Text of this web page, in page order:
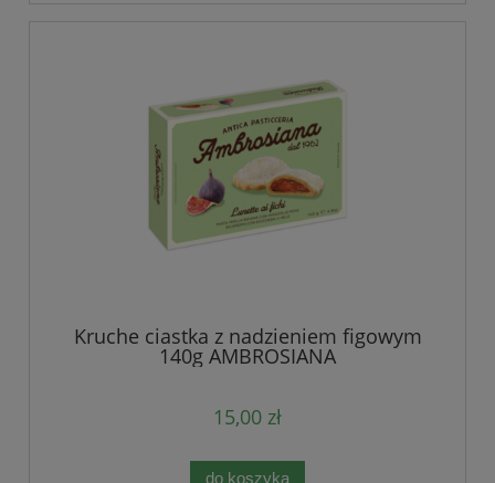
Kruche ciastka z nadzieniem figowym
140g AMBROSIANA
15,00 zł
do koszyka